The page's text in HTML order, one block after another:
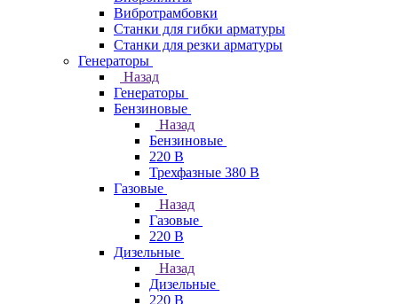
Вибротрамбовки
Станки для гибки арматуры
Станки для резки арматуры
Генераторы
Назад
Генераторы
Бензиновые
Назад
Бензиновые
220 В
Трехфазные 380 В
Газовые
Назад
Газовые
220 В
Дизельные
Назад
Дизельные
220 В